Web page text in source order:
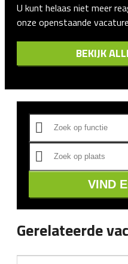
U kunt helaas niet meer
onze openstaande
BEKIJK
VIND
Gerelateerde